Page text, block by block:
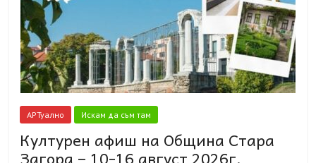
АРТуално Искам да съм там
Културен афиш на Община Стара